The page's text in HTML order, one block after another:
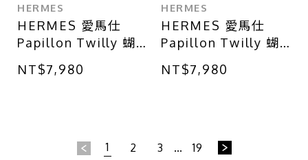
HERMES
HERMES 愛馬仕
Papillon Twilly 蝴
蝶 絲巾環 銀色金屬
橘色漆面 H603643S
NT$7,980
HERMES
HERMES 愛馬仕
Papillon Twilly 蝴
蝶 絲巾環 金色金屬
藍色漆面 H603642S
NT$7,980
1 2 3 ... 19